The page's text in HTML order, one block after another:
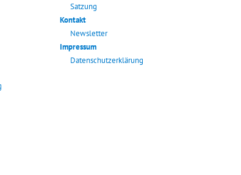
Satzung
Kontakt
Newsletter
Impressum
Datenschutzerklärung